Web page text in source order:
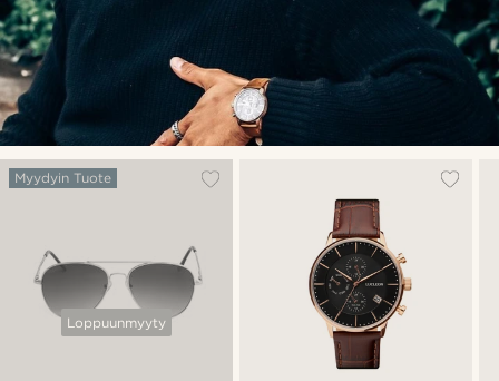
Loppuunmyyty
Myydyin Tuote